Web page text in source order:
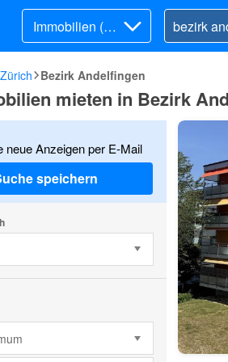
Immobilien (Mi
ete)
Bezirk Andelfingen
mieten in Bezirk
neue Anzeigen per E-Mail
speichern